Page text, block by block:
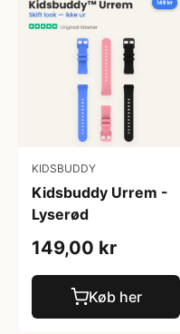
KIDSBUDDY
Kidsbuddy Urrem -
Lyserød
149,00 kr
Køb her